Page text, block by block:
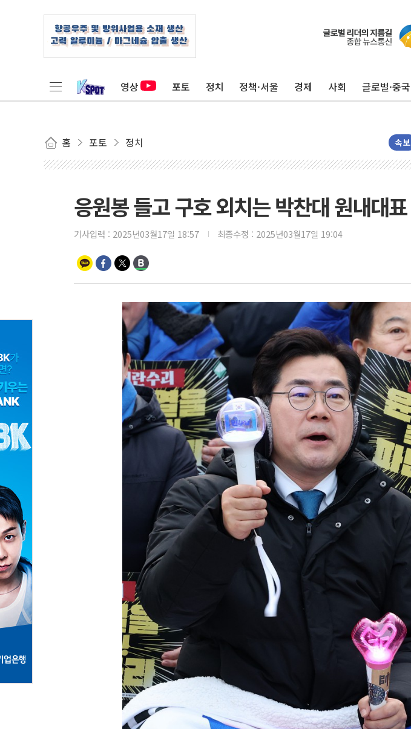
영상 포토 정치 정책·서울 경제 사회 글로벌·중국
홈 포토 정치 속보
응원봉 들고 구호 외치는 박찬대 원내대표
기사입력 : 2025년03월17일 18:57 최종수정 : 2025년03월17일 19:04